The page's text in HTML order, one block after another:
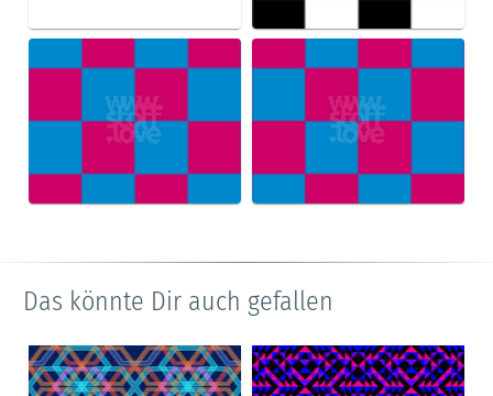
Das könnte Dir auch gefallen